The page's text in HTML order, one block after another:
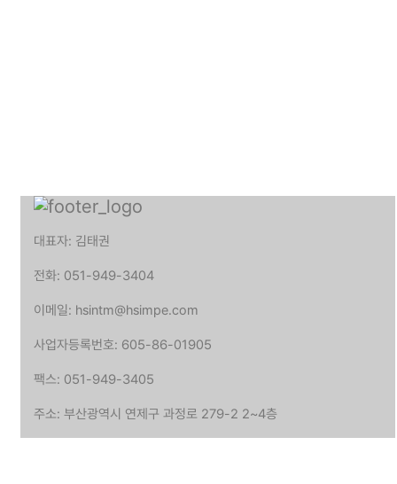
대표자: 김태권
전화: 051-949-3404
이메일: hsintm@hsimpe.com
사업자등록번호: 605-86-01905
팩스: 051-949-3405
주소: 부산광역시 연제구 과정로 279-2 2~4층